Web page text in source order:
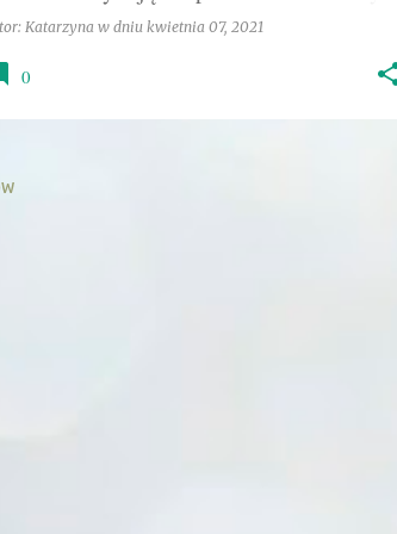
Katarzyna w dniu kwietnia 07, 2021
0